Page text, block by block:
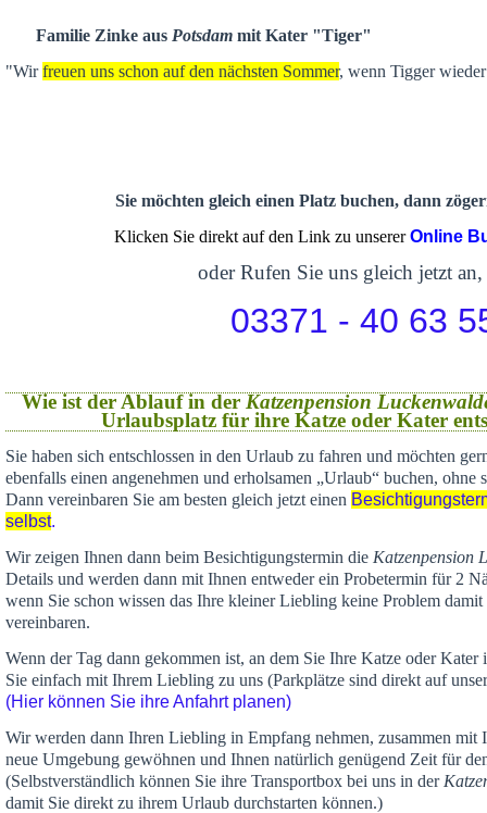
Familie Zinke aus Potsdam mit Kater "Tiger"
"Wirfreuen uns schon auf den nächsten Sommer, wenn Tigger
Sie möchten gleich einen Platz buchen, dann
Klicken Sie direkt auf den Link zu unsererOnline
oder Rufen Sie uns gleich jetzt an,
03371 - 40 63
Wie ist der Ablauf in der Katzenpension
Urlaubsplatz für ihre Katze oder Kater
Sie haben sich entschlossen in den Urlaub zu fahren und möchten
ebenfalls einen angenehmen und erholsamen „Urlaub“ buchen, ohne
Dann vereinbaren Sie am besten gleich jetzt einen
selbst.
Wir zeigen Ihnen dann beim Besichtigungstermin die Katzenpension
Details und werden dann mit Ihnen entweder ein Probetermin für 2
wenn Sie schon wissen das Ihre kleiner Liebling keine Problem
vereinbaren.
Wenn der Tag dann gekommen ist, an dem Sie Ihre Katze oder
Sie einfach mit Ihrem Liebling zu uns (Parkplätze sind direkt auf
(Hier können Sie ihre Anfahrt planen)
Wir werden dann Ihren Liebling in Empfang nehmen, zusammen mit
neue Umgebung gewöhnen und Ihnen natürlich genügend Zeit für
(Selbstverständlich können Sie ihre Transportbox bei uns in der
damit Sie direkt zu ihrem Urlaub durchstarten können.)